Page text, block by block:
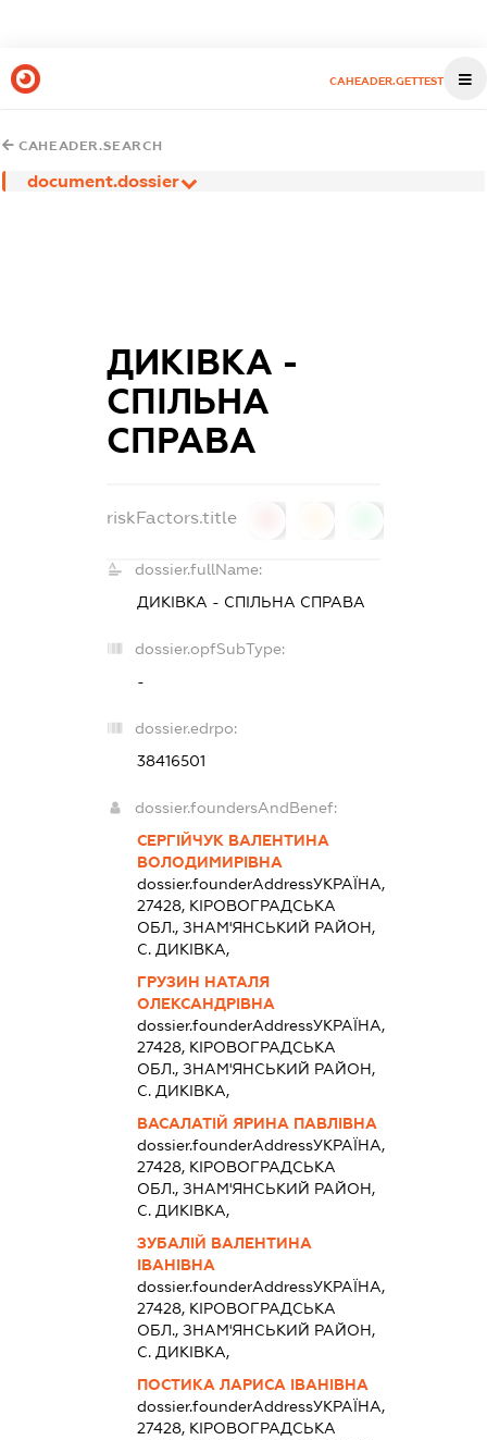
CAHEADER.GETTEST
CAHEADER.SEARCH
document.dossier
ДИКІВКА -
СПІЛЬНА
СПРАВА
riskFactors.title
dossier.fullName:
ДИКІВКА - СПІЛЬНА СПРАВА
dossier.opfSubType:
-
dossier.edrpo:
38416501
dossier.foundersAndBenef:
СЕРГІЙЧУК ВАЛЕНТИНА
ВОЛОДИМИРІВНА
dossier.founderAddressУКРАЇНА,
27428, КIРОВОГРАДСЬКА
ОБЛ., ЗНАМ'ЯНСЬКИЙ РАЙОН,
С. ДИКІВКА,
ГРУЗИН НАТАЛЯ
ОЛЕКСАНДРІВНА
dossier.founderAddressУКРАЇНА,
27428, КIРОВОГРАДСЬКА
ОБЛ., ЗНАМ'ЯНСЬКИЙ РАЙОН,
С. ДИКІВКА,
ВАСАЛАТІЙ ЯРИНА ПАВЛІВНА
dossier.founderAddressУКРАЇНА,
27428, КIРОВОГРАДСЬКА
ОБЛ., ЗНАМ'ЯНСЬКИЙ РАЙОН,
С. ДИКІВКА,
ЗУБАЛІЙ ВАЛЕНТИНА
ІВАНІВНА
dossier.founderAddressУКРАЇНА,
27428, КIРОВОГРАДСЬКА
ОБЛ., ЗНАМ'ЯНСЬКИЙ РАЙОН,
С. ДИКІВКА,
ПОСТИКА ЛАРИСА ІВАНІВНА
dossier.founderAddressУКРАЇНА,
27428, КIРОВОГРАДСЬКА